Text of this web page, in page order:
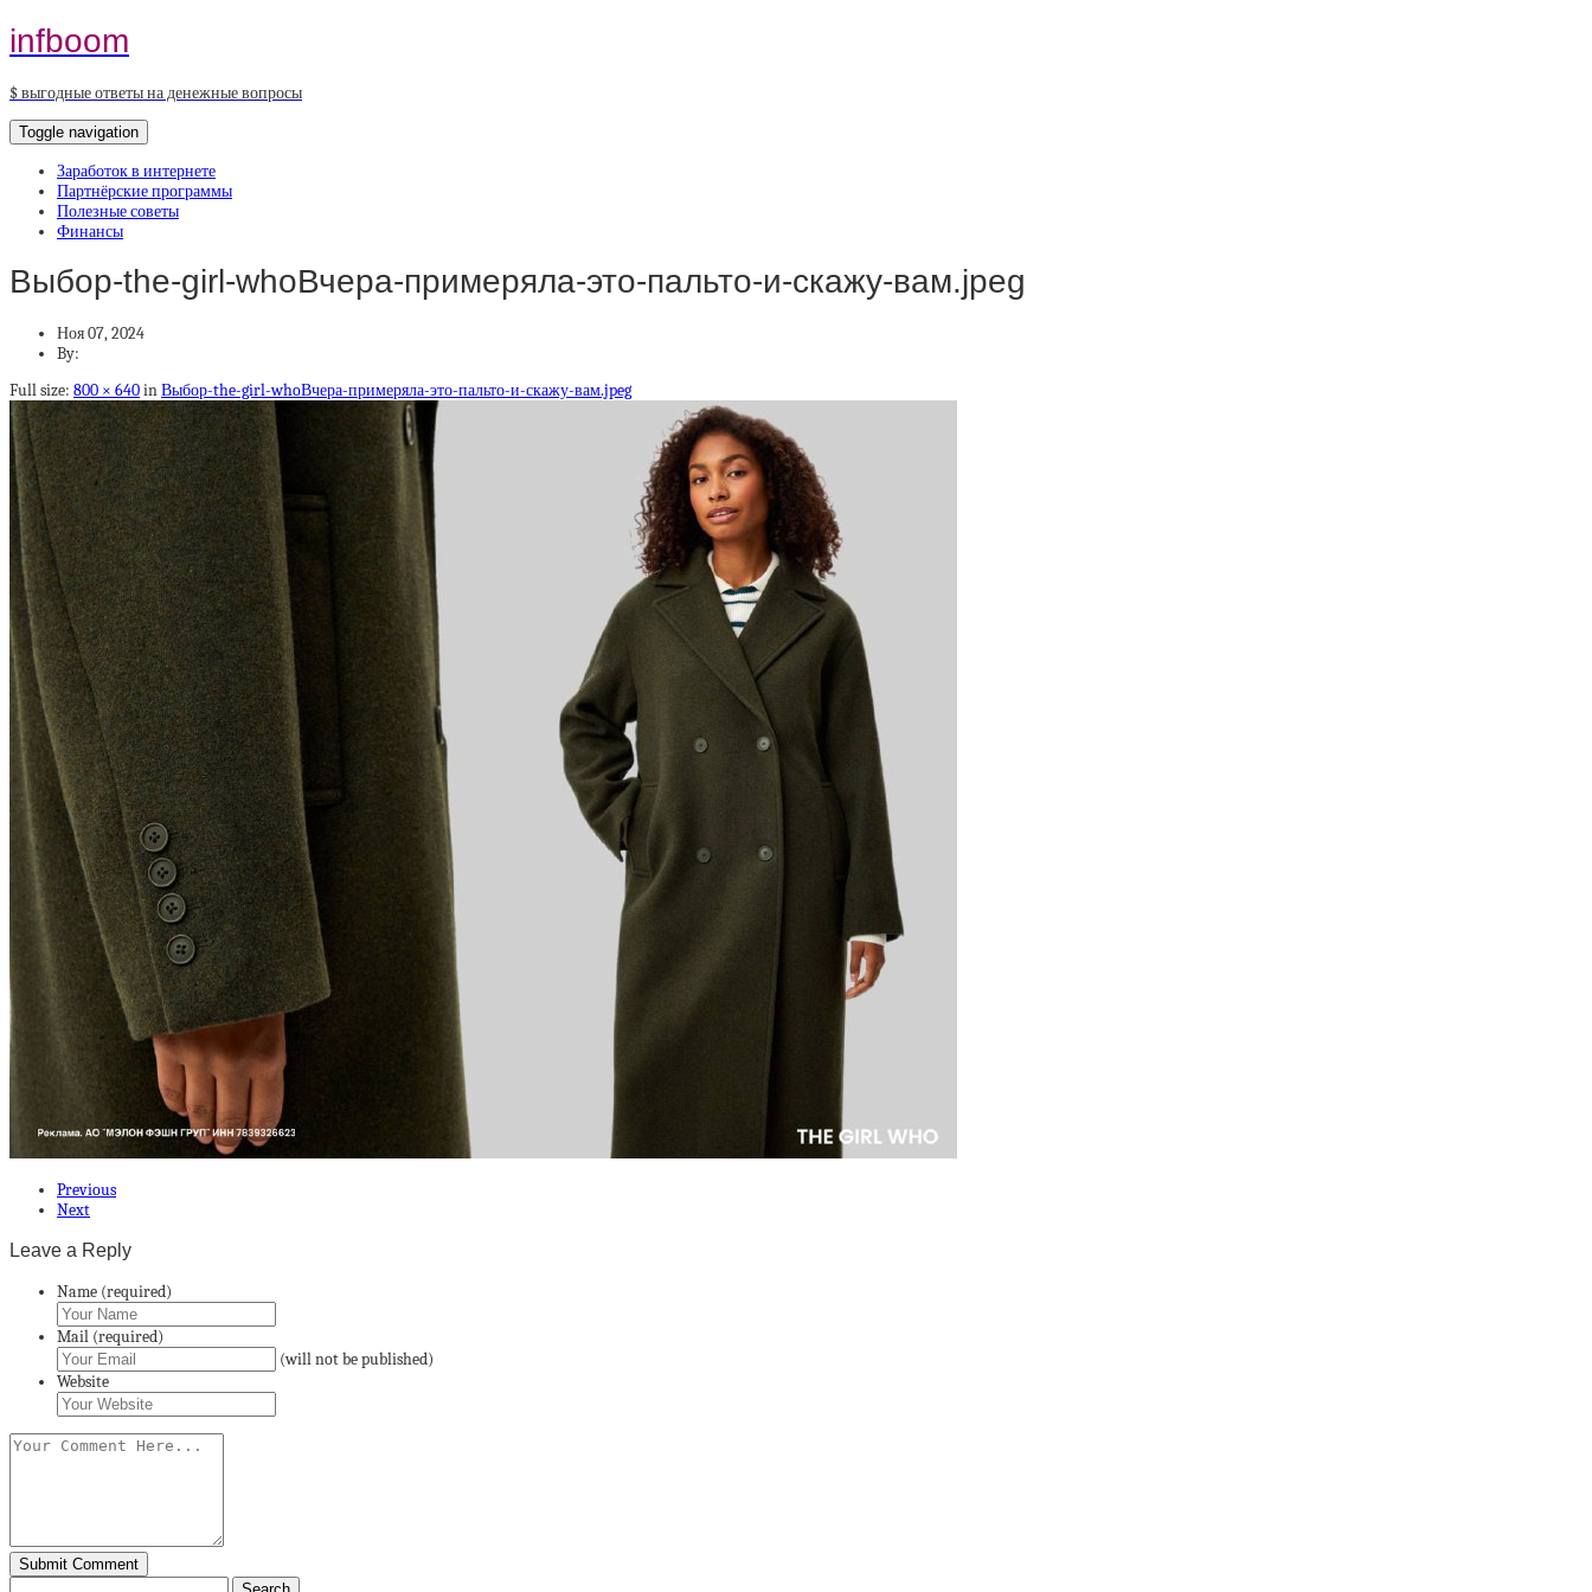
infboom
$ выгодные ответы на денежные вопросы
Toggle navigation
Заработок в интернете
Партнёрские программы
Полезные советы
Финансы
Выбор-the-girl-whoВчера-примеряла-это-пальто-и-скажу-вам.jpeg
Ноя 07, 2024
By:
Full size: 800 × 640inВыбор-the-girl-whoВчера-примеряла-это-пальто-и-скажу-вам.jpeg
Previous
Next
Leave a Reply
Name (required)
Mail (required)
(will not be published)
Website